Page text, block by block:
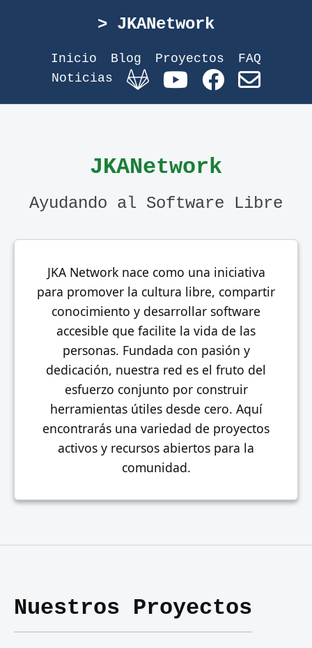
JKANetwork
Inicio Blog Proyectos
FAQ
Noticias
JKANetwork
Ayudando al Software Libre
JKA Network nace como una iniciativa
para promover la cultura libre, compartir
conocimiento y desarrollar software
accesible que facilite la vida de las
personas. Fundada con pasión y
dedicación, nuestra red es el fruto del
esfuerzo conjunto por construir
herramientas útiles desde cero. Aquí
encontrarás una variedad de proyectos
activos y recursos abiertos para la
comunidad.
Nuestros Proyectos